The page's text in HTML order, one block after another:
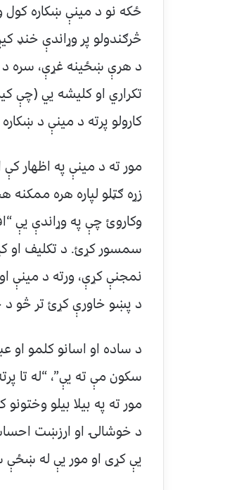
ځکه نو د مینې ښکاره کول
څرګندولو پر وړاندې خنډ
د هرې ښځینه غړې، سره
تکراري او کلیشه يي (چې
کارولو پرته د مینې د
مور ته د مینې په اظهار
زړه ګټلو لپاره هره ممکنه
وکاروئ چې په وړاندې یې
سمسور کړئ. د تکلیف او
نمجنې کړې، ورته د مینې
د پښو خاورې کړئ تر څو
د ساده او اسانو کلمو او
سکون مې ته یې”، “له تا
مور ته په بیلا بیلو
د خوشالۍ او ارزښت
یې کړی او مور یې له ښځې